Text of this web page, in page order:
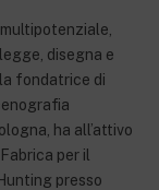
disegna e
fondatrice di
ha all’attivo
per il
presso